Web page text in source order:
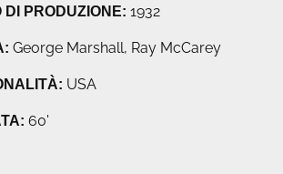
DI PRODUZIONE:1932
George Marshall, Ray McCarey
USA
60'